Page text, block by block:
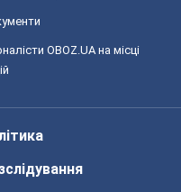
OBOZ.UA на місці